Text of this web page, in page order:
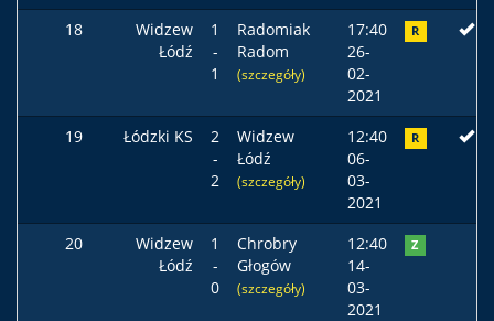
18
Widzew
Łódź
1
-
1
Radomiak
Radom
(szczegóły)
17:40
26-
02-
2021
R
19 Łódzki KS
2
-
2
Widzew
Łódź
(szczegóły)
12:40
06-
03-
2021
R
20
Widzew
Łódź
1
-
0
Chrobry
Głogów
(szczegóły)
12:40
14-
03-
2021
Z